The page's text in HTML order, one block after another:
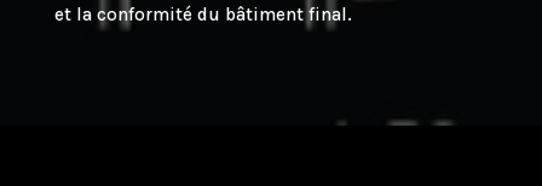
et la conformité du bâtiment final.